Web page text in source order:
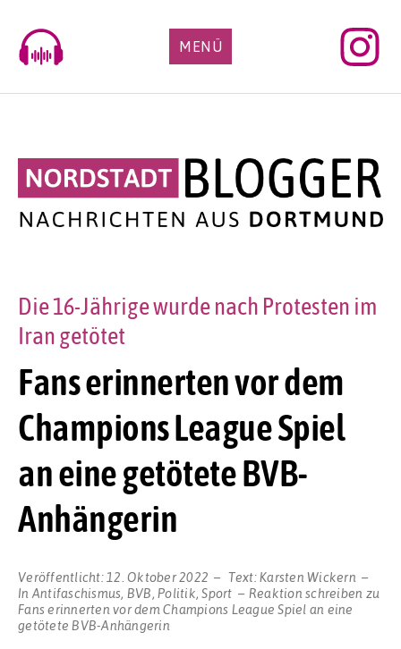
content
MENÜ
Fans erinnerten vor dem
Champions League Spiel
an eine getötete BVB-
Anhängerin
Die 16-Jährige wurde nach Protesten im
Iran getötet
Veröffentlicht: 12. Oktober 2022 Text:Karsten Wickern
In Antifaschismus, BVB, Politik,Sport Reaktion schreiben zu
Fans erinnerten vor dem Champions League Spiel an eine
getötete BVB-Anhängerin